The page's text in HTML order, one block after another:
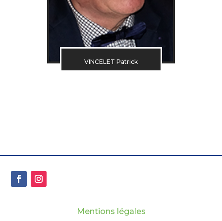
VINCELET Patrick
Mentions légales